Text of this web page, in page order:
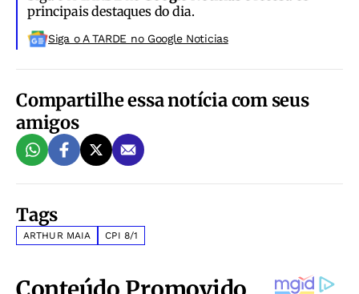
principais destaques do dia.
Siga o A TARDE no Google Noticias
Compartilhe essa notícia com seus
amigos
Tags
ARTHUR MAIA CPI 8/1